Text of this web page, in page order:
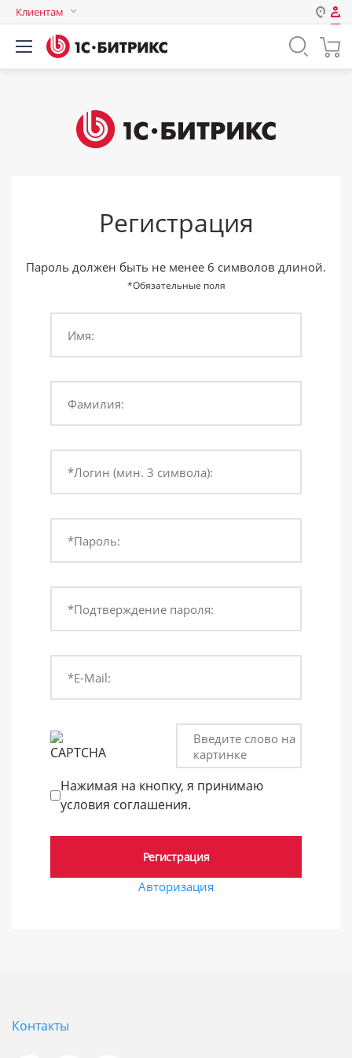
Клиентам
Авторизация
Логин
Запомнить меня на этом
компьютере
Забыли свой пароль?
Регистрация
Пароль должен быть не менее 6 символов длиной.
*Обязательные поля
Имя:
Фамилия:
*Логин (мин. 3 символа):
*Пароль:
*Подтверждение пароля:
*E-Mail:
Введите слово на
картинке
Нажимая на кнопку, я принимаю
условия соглашения.
Авторизация
Контакты